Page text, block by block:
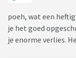
poeh, wat een
je het goed
je enorme verlies.